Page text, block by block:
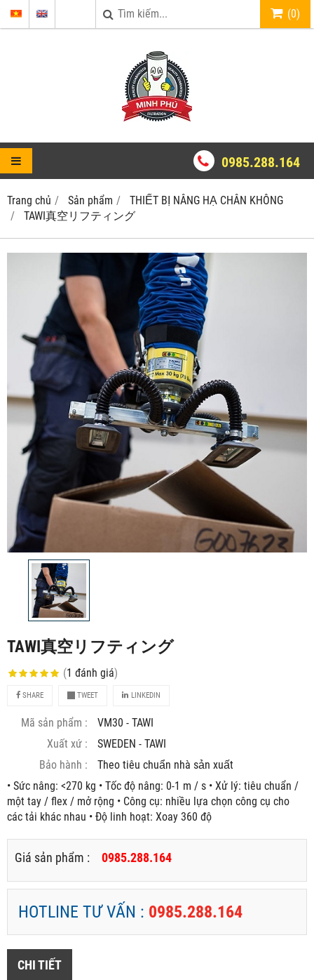
(0)
0985.288.164
Trang chủ Sản phẩm
THIẾT BỊ NÂNG HẠ CHÂN KHÔNG
TAWI真空リフティング
TAWI真空リフティング
(1 đánh giá)
SHARE TWEET LINKEDIN
Mã sản phẩm :
VM30 - TAWI
Xuất xứ :
SWEDEN - TAWI
Bảo hành :
Theo tiêu chuẩn nhà sản xuất
• Sức nâng: <270 kg • Tốc độ nâng: 0-1 m / s • Xử lý: tiêu chuẩn /
một tay / flex / mở rộng • Công cụ: nhiều lựa chọn công cụ cho
các tải khác nhau • Độ linh hoạt: Xoay 360 độ
Giá sản phẩm : 0985.288.164
HOTLINE TƯ VẤN : 0985.288.164
CHI TIẾT